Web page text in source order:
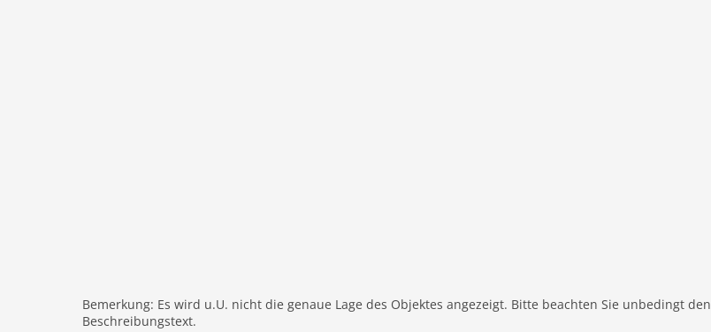
Mountainbiking
Bemerkung: Es wird u.U. nicht die genaue Lage des Objektes angezeigt. Bitte beachten Sie unbedingt den
Beschreibungstext.